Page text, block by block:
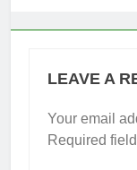
LEAVE A
Your email
Required